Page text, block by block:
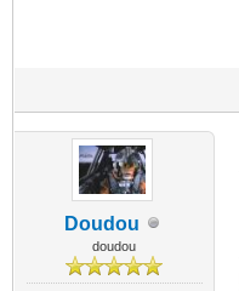
Doudou
doudou